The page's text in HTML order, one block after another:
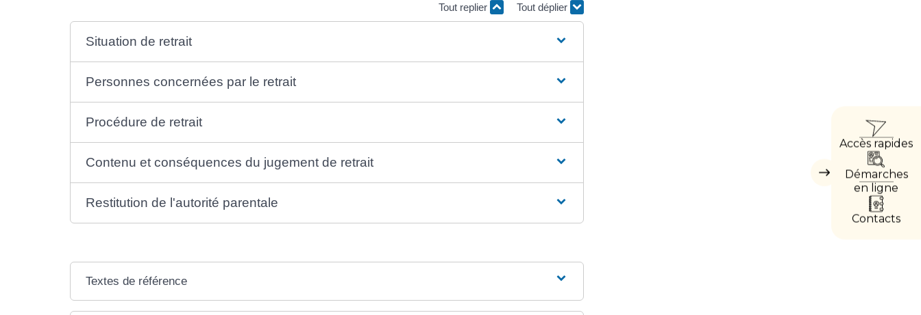
Masquer
Accès rapides
Démarches
en ligne
Contacts
Tout replier Tout déplier
Situation de retrait
Personnes concernées par le retrait
Procédure de retrait
Contenu et conséquences du jugement de retrait
Restitution de l'autorité parentale
Textes de référence